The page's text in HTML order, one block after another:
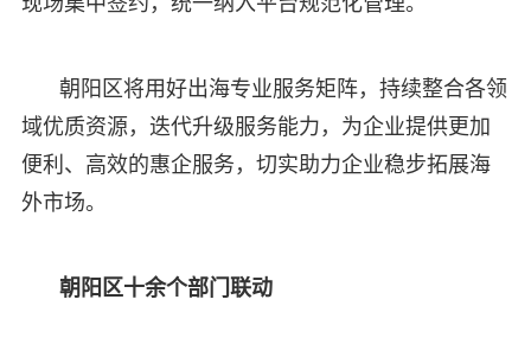
朝阳区将用好出海专业服务矩阵，持续整合各领
域优质资源，迭代升级服务能力，为企业提供更加
便利、高效的惠企服务，切实助力企业稳步拓展海
外市场。
朝阳区十余个部门联动